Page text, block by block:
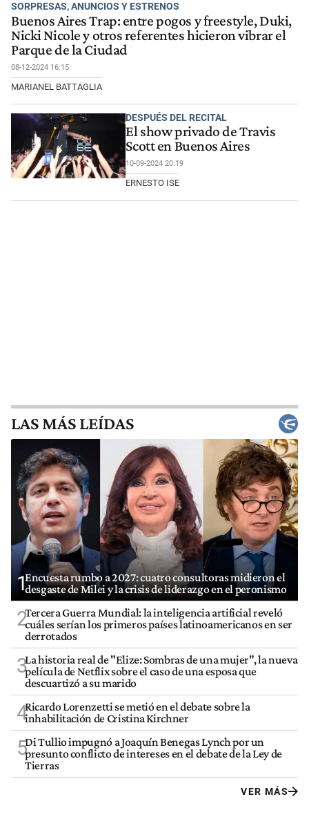
SORPRESAS, ANUNCIOS Y ESTRENOS
Buenos Aires Trap: entre pogos y freestyle, Duki,
Nicki Nicole y otros referentes hicieron vibrar el
Parque de la Ciudad
08-12-2024 16:15
MARIANEL BATTAGLIA
DESPUÉS DEL RECITAL
El show privado de Travis
Scott en Buenos Aires
10-09-2024 20:19
ERNESTO ISE
LAS MÁS LEÍDAS
1Encuesta rumbo a 2027: cuatro consultoras midieron el
desgaste de Milei y la crisis de liderazgo en el peronismo
2Tercera Guerra Mundial: la inteligencia artificial reveló
cuáles serían los primeros países latinoamericanos en ser
derrotados
3La historia real de "Elize: Sombras de una mujer", la nueva
película de Netflix sobre el caso de una esposa que
descuartizó a su marido
4Ricardo Lorenzetti se metió en el debate sobre la
inhabilitación de Cristina Kirchner
5Di Tullio impugnó a Joaquín Benegas Lynch por un
presunto conflicto de intereses en el debate de la Ley de
Tierras
VER MÁS